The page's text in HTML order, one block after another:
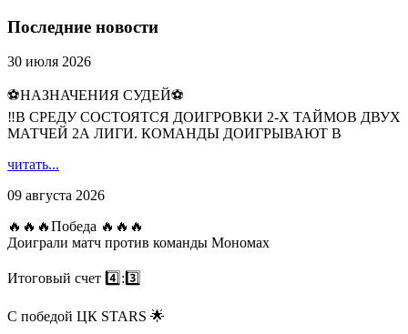
Последние новости
30 июля 2026
⚽НАЗНАЧЕНИЯ СУДЕЙ⚽
‼В СРЕДУ СОСТОЯТСЯ ДОИГРОВКИ 2-Х ТАЙМОВ ДВУХ
МАТЧЕЙ 2А ЛИГИ. КОМАНДЫ ДОИГРЫВАЮТ В
читать...
09 августа 2026
🔥🔥🔥Победа 🔥🔥🔥
Доиграли матч против команды Мономах
Итоговый счет 4️⃣:3️⃣
С победой ЦК STARS 🌟